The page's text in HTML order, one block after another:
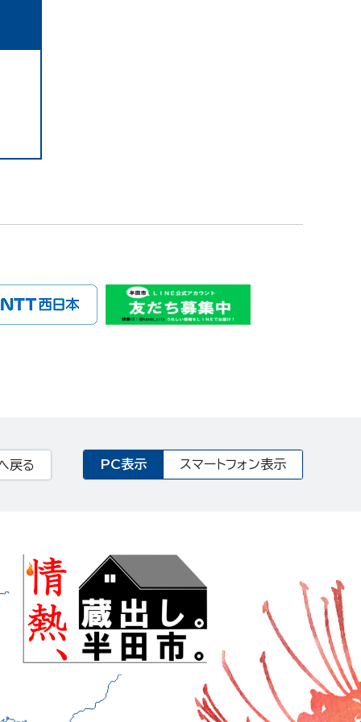
戻る PC表示 スマートフォン表示